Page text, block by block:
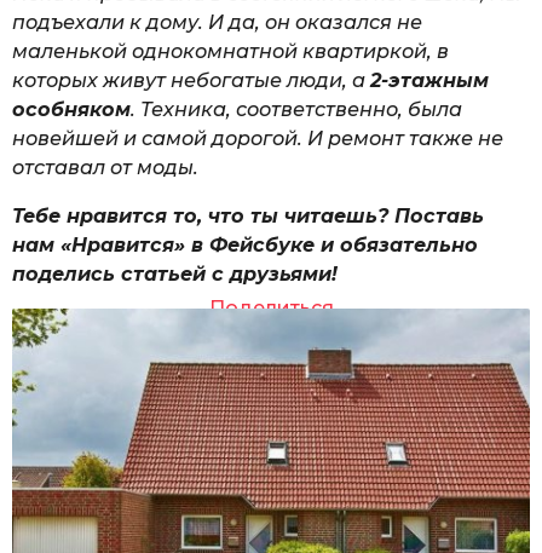
подъехали к дому. И да, он оказался не
маленькой однокомнатной квартиркой, в
которых живут небогатые люди, а2-этажным
особняком. Техника, соответственно, была
новейшей и самой дорогой. И ремонт также не
отставал от моды.
Тебе нравится то, что ты читаешь? Поставь
нам «Нравится» в Фейсбуке и обязательно
поделись статьей с друзьями!
Поделиться